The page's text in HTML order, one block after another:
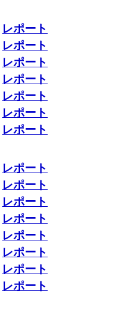
レポート
レポート
レポート
レポート
レポート
レポート
レポート
レポート
レポート
レポート
レポート
レポート
レポート
レポート
レポート